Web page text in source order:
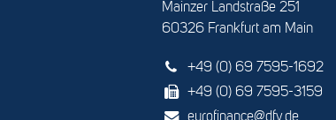
Mainzer Landstraße 251
60326 Frankfurt am Main
+49 (0) 69 7595-1692
+49 (0) 69 7595-3159